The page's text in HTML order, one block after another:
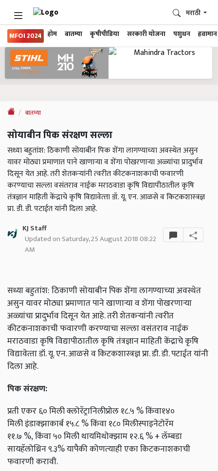
MFOI 2024 होम बातम्या कृषीपीडिया सरकारी योजना पशुधन हवामान
मराठी
बातम्या
सोयाबीन पिक संरक्षण सल्ला
सध्या बहुतांश: ठिकाणी सोयाबीन पिक शेंगा लागण्याच्या अवस्थेत असुन
यावर मोठ्या प्रमाणात पाने खाणाऱ्या व शेंगा पोखरणाऱ्या अळ्यांचा प्रादुर्भाव
दिसून येत आहे. तरी शेतकऱ्यांनी त्‍वरीत कीटकनाशकाची फवारणी
करण्‍याचा सल्‍ला वसंतराव नाईक मराठवाडा कृषि विद्यापीठातील कृषि
तंत्रज्ञान माहिती केंद्राचे कृषि विद्यावेत्‍ता डॉ. यू. एन. आळसे व किटकशास्‍त्रज्ञ
प्रा. डी. डी. पटाईत यांनी दिला आहे.
KJ Staff
Updated on Saturday, 25 August 2018 08:22
AM
सध्या बहुतांश: ठिकाणी सोयाबीन पिक शेंगा लागण्याच्या अवस्थेत
असुन यावर मोठ्या प्रमाणात पाने खाणाऱ्या व शेंगा पोखरणाऱ्या
अळ्यांचा प्रादुर्भाव दिसून येत आहे. तरी शेतकऱ्यांनी त्‍वरीत
कीटकनाशकाची फवारणी करण्‍याचा सल्‍ला वसंतराव नाईक
मराठवाडा कृषि विद्यापीठातील कृषि तंत्रज्ञान माहिती केंद्राचे कृषि
विद्यावेत्‍ता डॉ. यू. एन. आळसे व किटकशास्‍त्रज्ञ प्रा. डी. डी. पटाईत यांनी
दिला आहे.
पिक संरक्षण:
प्रती एकर६० मिली क्लोरॅट्रानिलीप्रोल १८.५ %किंवा१४०
मिलीइंडाक्झाकार्ब १५.८% किंवा१८० मिलीस्पाइनेटोरॅम
११.७ %,किंवा५० मिली थायमिथोक्झाम १२.६% + लॅम्बडा
सायहॅलोथ्रिन९.३%यापैकी कोणत्‍याही एकाकिटकनाशकाची
फवारणी करावी.